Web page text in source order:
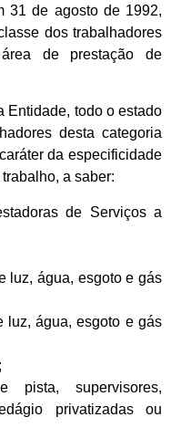
31 de agosto de 1992,
dos trabalhadores
de prestação de
Entidade, todo o estado
desta categoria
da especificidade
a saber:
de Serviços a
luz, água, esgoto e gás
luz, água, esgoto e gás
pista, supervisores,
privatizadas ou